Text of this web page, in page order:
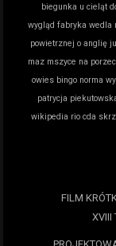
biegunka u cieląt
wygląd fabryka wedla
powietrznej o anglię
maz mszyce na
owies bingo norma
patrycja
wikipedia rio cda
FILM
XVIII